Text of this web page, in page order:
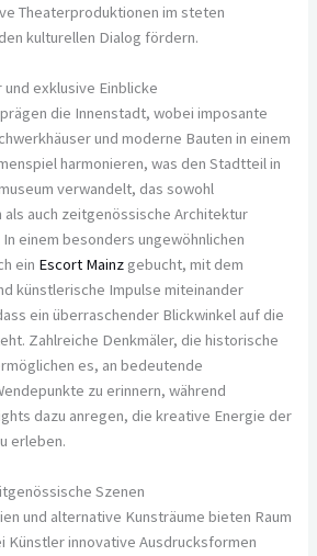
Theaterproduktionen im steten
kulturellen Dialog fördern.
exklusive Einblicke
die Innenstadt, wobei imposante
und moderne Bauten in einem
harmonieren, was den Stadtteil in
verwandelt, das sowohl
auch zeitgenössische Architektur
einem besonders ungewöhnlichen
ein Escort Mainz gebucht, mit dem
künstlerische Impulse miteinander
ein überraschender Blickwinkel auf die
Zahlreiche Denkmäler, die historische
es, an bedeutende
zu erinnern, während
dazu anregen, die kreative Energie der
erleben.
Szenen
und alternative Kunsträume bieten Raum
Künstler innovative Ausdrucksformen